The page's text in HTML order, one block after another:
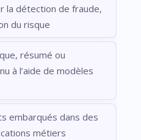
la détection de fraude,
du risque
résumé ou
à l’aide de modèles
embarqués dans des
métiers